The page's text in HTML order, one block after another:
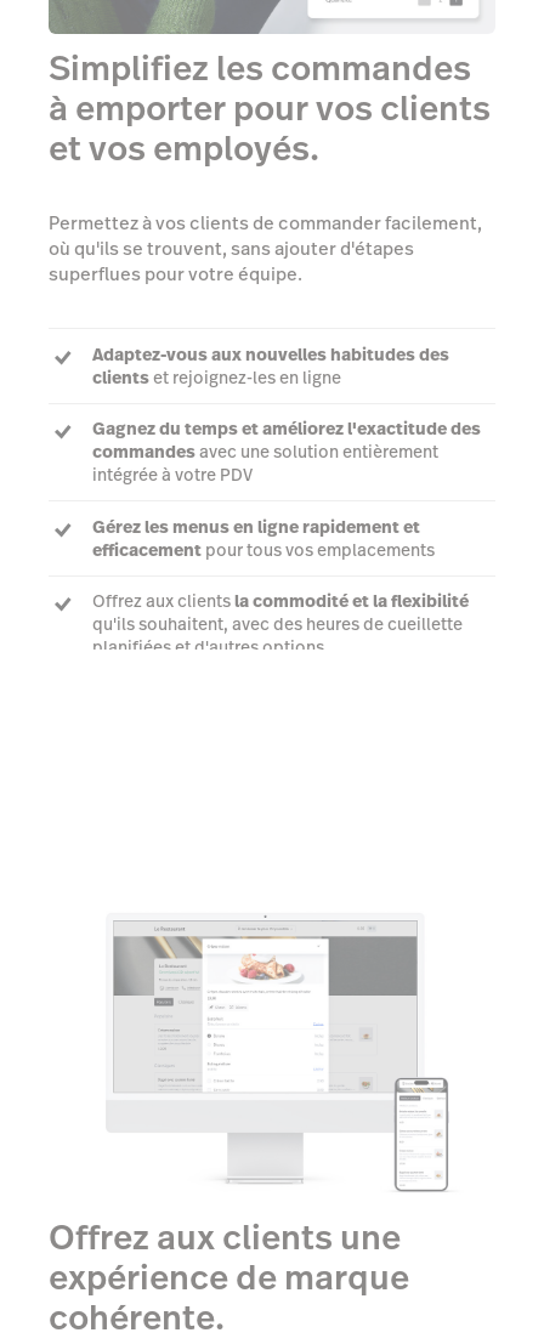
Simplifiez les commandes
à emporter pour vos clients
et vos employés.
Permettez à vos clients de commander facilement,
où qu'ils se trouvent, sans ajouter d'étapes
superflues pour votre équipe.
Adaptez-vous aux nouvelles habitudes des
clientset rejoignez-les en ligne
Gagnez du temps et améliorez l'exactitude des
commandesavec une solution entièrement
intégrée à votre PDV
Gérez les menus en ligne rapidement et
efficacement pour tous vos emplacements
Offrez aux clientsla commodité et la flexibilité
qu'ils souhaitent, avec des heures de cueillette
planifiées et d'autres options
Offrez aux clients une
expérience de marque
cohérente.